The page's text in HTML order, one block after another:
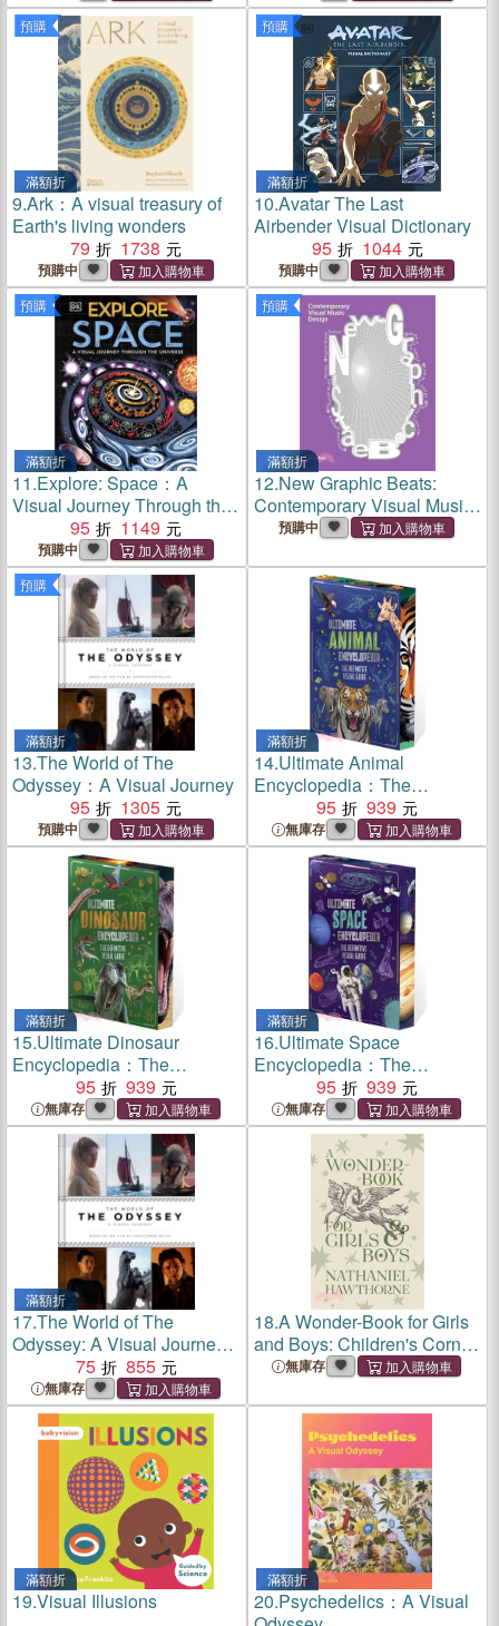
預購
滿額折
9.Ark：A visual treasury of
Earth's living wonders
79
1738
預購中
預購
滿額折
10.Avatar The Last
Airbender Visual Dictionary
95
1044
預購中
預購
滿額折
11.Explore: Space：A
Visual Journey Through the
Universe
95 1149
預購中
預購
滿額折
12.New Graphic Beats:
Contemporary Visual Music
Design
預購中
預購
滿額折
13.The World of The
Odyssey：A Visual Journey
95
1305
預購中
滿額折
14.Ultimate Animal
Encyclopedia：The
Definitive Visual Guide
95 939
無庫存
滿額折
15.Ultimate Dinosaur
Encyclopedia：The
Definitive Visual Guide
95 939
無庫存
滿額折
16.Ultimate Space
Encyclopedia：The
Definitive Visual Guide
95 939
無庫存
滿額折
17.The World of The
Odyssey: A Visual Journey
75 855
無庫存
18.A Wonder-Book for Girls
and Boys: Children's Corner
Critical Editions
無庫存
滿額折
19.Visual Illusions
滿額折
20.Psychedelics：A Visual